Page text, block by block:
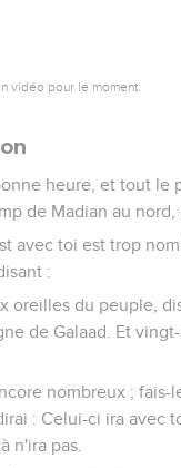
vidéo pour le moment.
heure, et tout
de Madian au
avec toi est trop
:
oreilles du peuple,
de Galaad. Et
nombreux ;
: Celui-ci ira avec
n'ira pas.